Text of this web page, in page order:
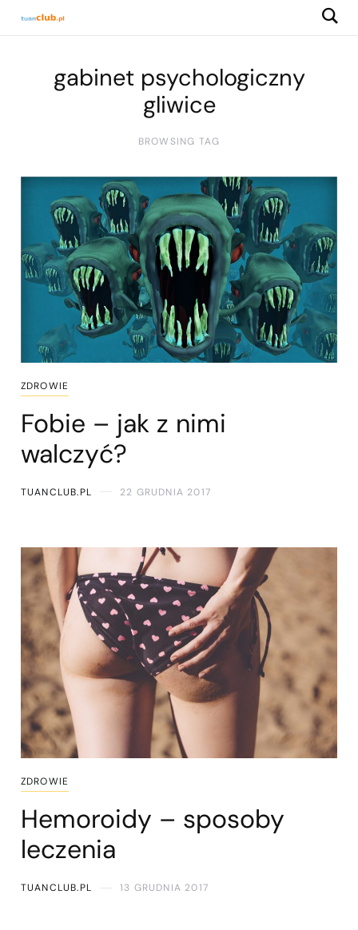
gabinet psychologiczny
gliwice
BROWSING TAG
ZDROWIE
Fobie – jak z nimi
walczyć?
TUANCLUB.PL 22 GRUDNIA 2017
ZDROWIE
Hemoroidy – sposoby
leczenia
TUANCLUB.PL 13 GRUDNIA 2017